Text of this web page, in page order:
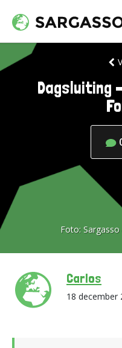
Dagsluiting
Foto:
Carlos
18 december